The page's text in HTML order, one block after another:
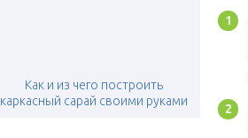
Как и из чего построить
каркасный сарай своими руками